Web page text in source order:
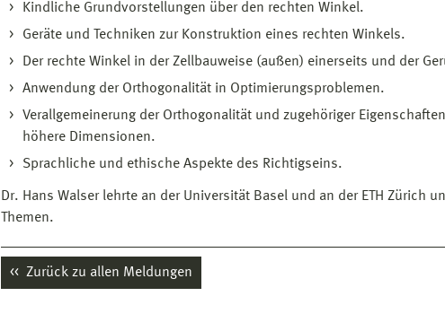
Kindliche Grundvorstellungen über den rechten Winkel.
Geräte und Techniken zur Konstruktion eines rechten Winkels.
Der rechte Winkel in der Zellbauweise (außen) einerseits und der
Anwendung der Orthogonalität in Optimierungsproblemen.
Verallgemeinerung der Orthogonalität und zugehöriger
höhere Dimensionen.
Sprachliche und ethische Aspekte des Richtigseins.
Dr. Hans Walser lehrte an der Universität Basel und an der ETH Zürich
Themen.
Zurück zu allen Meldungen